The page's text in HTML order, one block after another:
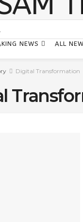
NEWS ALL
Digital Transformation